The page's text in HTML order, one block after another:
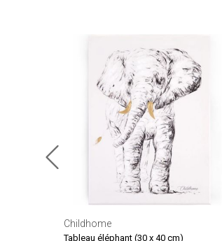
Childhome
Tableau éléphant (30 x 40 cm)